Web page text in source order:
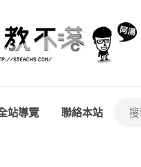
站導覽 聯絡本站